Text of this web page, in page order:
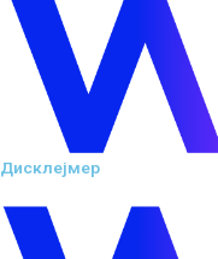
Дисклејмер